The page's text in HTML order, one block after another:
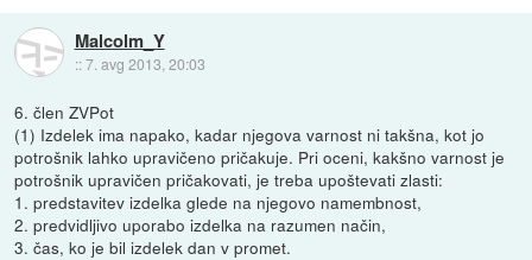
Malcolm_Y
::7. avg 2013, 20:03
6. člen ZVPot
(1) Izdelek ima napako, kadar njegova varnost ni takšna, kot jo
potrošnik lahko upravičeno pričakuje. Pri oceni, kakšno varnost je
potrošnik upravičen pričakovati, je treba upoštevati zlasti:
1. predstavitev izdelka glede na njegovo namembnost,
2. predvidljivo uporabo izdelka na razumen način,
3. čas, ko je bil izdelek dan v promet.